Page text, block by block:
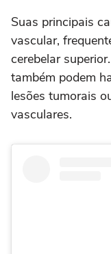
Suas principais
vascular,
cerebelar
também podem
lesões tumorais
vasculares.